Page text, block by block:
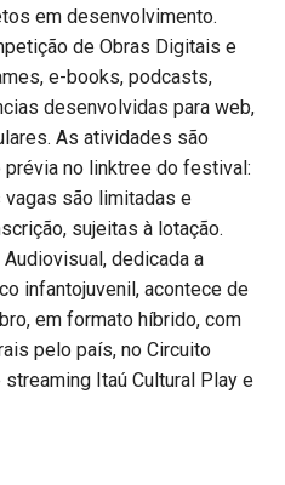
em desenvolvimento.
de Obras Digitais e
e-books, podcasts,
desenvolvidas para web,
As atividades são
no linktree do festival:
são limitadas e
sujeitas à lotação.
dedicada a
infantojuvenil, acontece de
em formato híbrido, com
pelo país, no Circuito
Itaú Cultural Play e